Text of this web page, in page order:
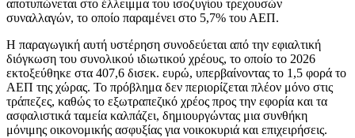
αποτυπώνεται στο έλλειμμα του ισοζυγίου τρεχουσών
συναλλαγών, το οποίο παραμένει στο 5,7% του ΑΕΠ.
Η παραγωγική αυτή υστέρηση συνοδεύεται από την εφιαλτική
διόγκωση του συνολικού ιδιωτικού χρέους, το οποίο το 2026
εκτοξεύθηκε στα 407,6 δισεκ. ευρώ, υπερβαίνοντας το 1,5 φορά το
ΑΕΠ της χώρας. Το πρόβλημα δεν περιορίζεται πλέον μόνο στις
τράπεζες, καθώς το εξωτραπεζικό χρέος προς την εφορία και τα
ασφαλιστικά ταμεία καλπάζει, δημιουργώντας μια συνθήκη
μόνιμης οικονομικής ασφυξίας για νοικοκυριά και επιχειρήσεις.